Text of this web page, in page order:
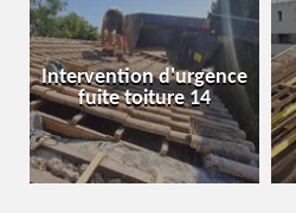
Intervention d'urgence
fuite toiture 14